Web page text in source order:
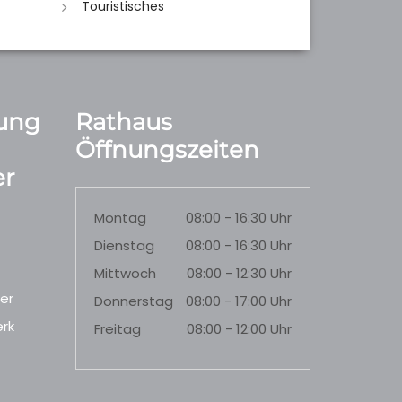
Touristisches
Rathaus
Öffnungszeiten
Montag
08:00 - 16:30 Uhr
Dienstag
08:00 - 16:30 Uhr
Mittwoch
08:00 - 12:30 Uhr
Donnerstag
08:00 - 17:00 Uhr
Freitag
08:00 - 12:00 Uhr